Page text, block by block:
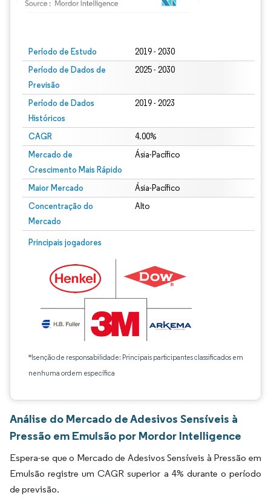
Período de Estudo 2019 - 2030
Período de Dados de
Previsão
2025 - 2030
Período de Dados
Históricos
2019 - 2023
CAGR 4.00%
Mercado de
Crescimento Mais Rápido
Ásia-Pacífico
Maior Mercado Ásia-Pacífico
Concentração do
Mercado
Alto
Principais jogadores
*Isenção de responsabilidade: Principais participantes classificados em
nenhuma ordem específica
Análise do Mercado de Adesivos Sensíveis à
Pressão em Emulsão por Mordor Intelligence
Espera-se que o Mercado de Adesivos Sensíveis à Pressão em
Emulsão registre um CAGR superior a 4% durante o período
de previsão.